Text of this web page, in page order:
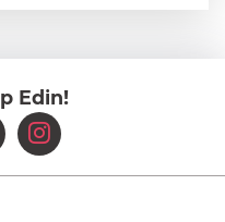
Belediyespor Kadın
sezon hazırlıklarına
Edin!